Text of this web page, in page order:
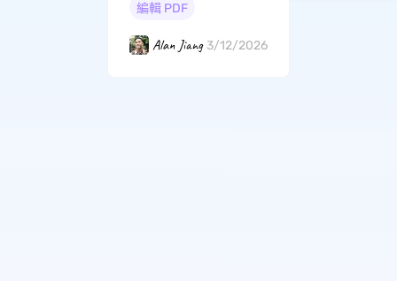
編輯 PDF
Alan Jiang 3/12/2026